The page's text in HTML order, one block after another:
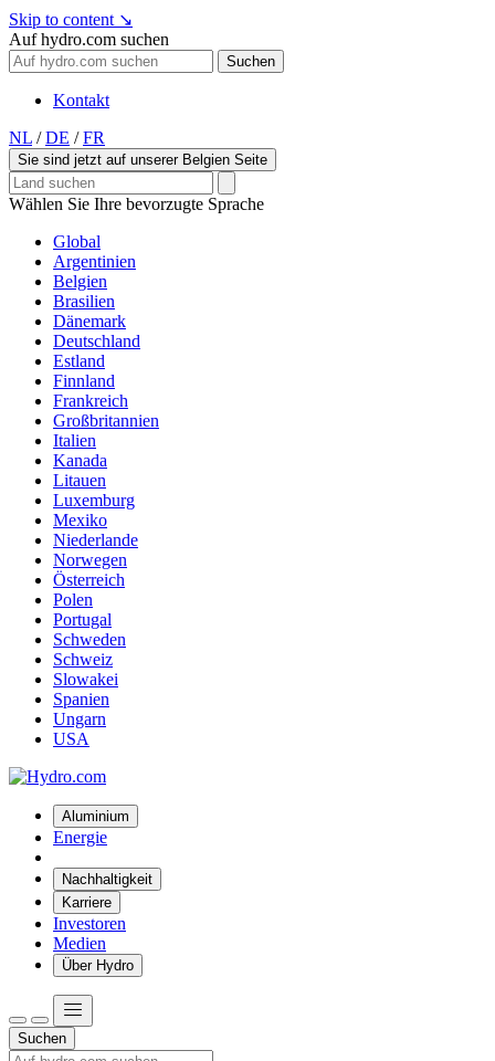
Skip to content ↘
Auf hydro.com suchen
Suchen
Kontakt
NL / DE / FR
Sie sind jetzt auf unserer Belgien Seite
Wählen Sie Ihre bevorzugte Sprache
Global
Argentinien
Belgien
Brasilien
Dänemark
Deutschland
Estland
Finnland
Frankreich
Großbritannien
Italien
Kanada
Litauen
Luxemburg
Mexiko
Niederlande
Norwegen
Österreich
Polen
Portugal
Schweden
Schweiz
Slowakei
Spanien
Ungarn
USA
Aluminium
Energie
Nachhaltigkeit
Karriere
Investoren
Medien
Über Hydro
Suchen